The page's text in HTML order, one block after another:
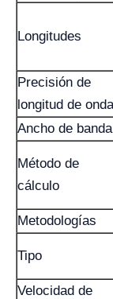
Longitudes
Precisión de
longitud de onda
Ancho de banda
Método de
cálculo
Metodologías
Tipo
Velocidad de